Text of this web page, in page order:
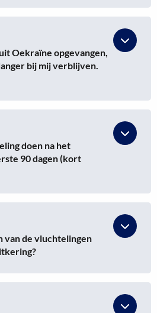
Oekraïne opgevangen,
bij mij verblijven.
doen na het
90 dagen (kort
de vluchtelingen